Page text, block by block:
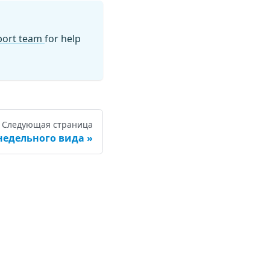
team for help
Следующая страница
вида